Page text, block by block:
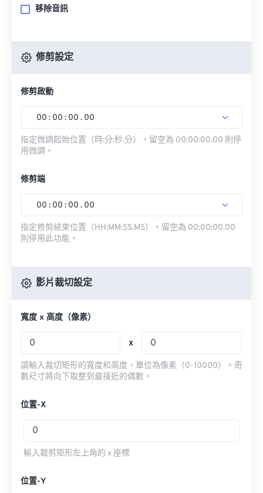
移除音訊
修剪設定
修剪啟動
00 : 00 : 00 . 00
指定微調起始位置（時:分:秒.分）。留空為 00:00:00.00 則停
用微調。
修剪端
00 : 00 : 00 . 00
指定修剪結束位置（HH:MM:SS.MS）。留空為 00:00:00.00
則停用此功能。
影片裁切設定
寬度 x 高度（像素）
x
請輸入裁切矩形的寬度和高度，單位為像素（0-10000）。奇
數尺寸將向下取整到最接近的偶數。
位置-X
輸入裁剪矩形左上角的 x 座標
位置-Y